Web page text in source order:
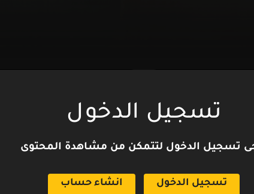
الحلقة 3
تسجيل الدخول
تسجيل الدخول لتتمكن من مشاهدة المحتوى
تسجيل الدخول انشاء حساب